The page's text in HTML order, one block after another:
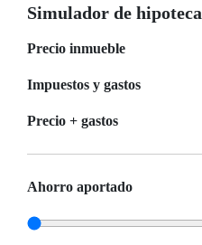
Simulador de hipoteca
Precio inmueble
Impuestos y gastos
Precio + gastos
Ahorro aportado